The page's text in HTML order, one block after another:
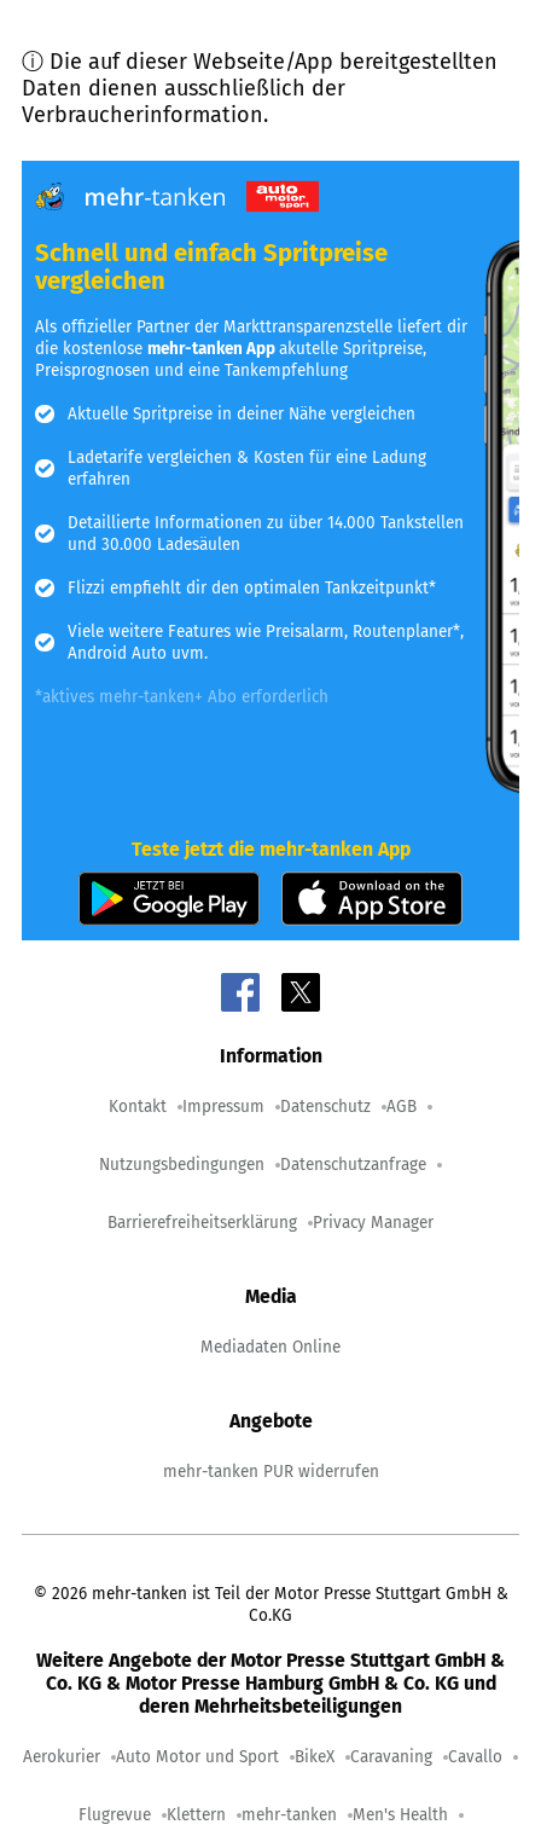
ⓘ Die auf dieser Webseite/App bereitgestellten
Daten dienen ausschließlich der
Verbraucherinformation.
Schnell und einfach Spritpreise
vergleichen
Als offizieller Partner der Markttransparenzstelle liefert dir
die kostenlosemehr-tanken Appakutelle Spritpreise,
Preisprognosen und eine Tankempfehlung
Aktuelle Spritpreise in deiner Nähe vergleichen
Ladetarife vergleichen & Kosten für eine Ladung
erfahren
Detaillierte Informationen zu über 14.000 Tankstellen
und 30.000 Ladesäulen
Flizzi empfiehlt dir den optimalen Tankzeitpunkt*
Viele weitere Features wie Preisalarm, Routenplaner*,
Android Auto uvm.
*aktives mehr-tanken+ Abo erforderlich
Teste jetzt die mehr-tanken App
Information
Kontakt Impressum Datenschutz AGB
Nutzungsbedingungen Datenschutzanfrage
Barrierefreiheitserklärung Privacy Manager
Media
Mediadaten Online
Angebote
mehr-tanken PUR widerrufen
© 2026 mehr-tanken ist Teil der Motor Presse Stuttgart GmbH &
Co.KG
Weitere Angebote der Motor Presse Stuttgart GmbH &
Co. KG & Motor Presse Hamburg GmbH & Co. KG und
deren Mehrheitsbeteiligungen
Aerokurier Auto Motor und Sport BikeX Caravaning Cavallo
Flugrevue Klettern mehr-tanken Men's Health